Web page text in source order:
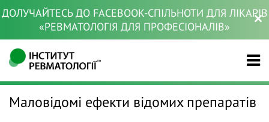
ДОЛУЧАЙТЕСЬ ДО FACEBOOK-СПІЛЬНОТИ ДЛЯ ЛІКАРІВ
«РЕВМАТОЛОГІЯ ДЛЯ ПРОФЕСІОНАЛІВ»
Маловідомі ефекти відомих препаратів